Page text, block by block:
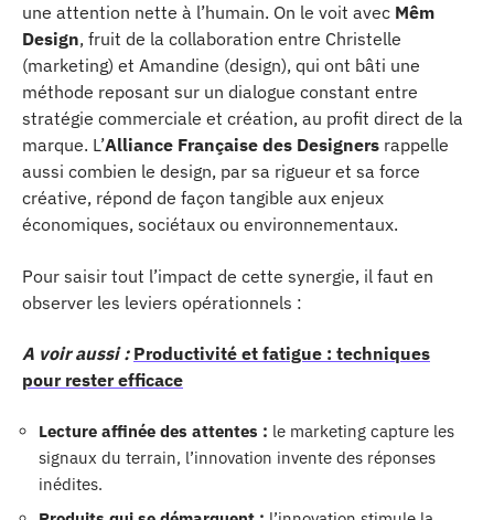
une attention nette à l’humain. On le voit avec Mêm
Design, fruit de la collaboration entre Christelle
(marketing) et Amandine (design), qui ont bâti une
méthode reposant sur un dialogue constant entre
stratégie commerciale et création, au profit direct de la
marque. L’Alliance Française des Designers rappelle
aussi combien le design, par sa rigueur et sa force
créative, répond de façon tangible aux enjeux
économiques, sociétaux ou environnementaux.
Pour saisir tout l’impact de cette synergie, il faut en
observer les leviers opérationnels :
A voir aussi : Productivité et fatigue : techniques
pour rester efficace
Lecture affinée des attentes : le marketing capture les
signaux du terrain, l’innovation invente des réponses
inédites.